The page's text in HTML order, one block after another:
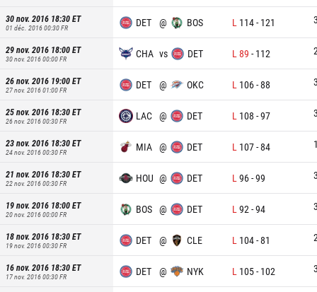
30 nov. 2016 18:30ET
01 déc. 2016 00:30FR DET @ BOS L 114- 121
29 nov. 2016 18:00ET
30 nov. 2016 00:00FR CHA vs DET L 89 - 112
26 nov. 2016 19:00ET
27 nov. 2016 01:00FR DET @ OKC L 106-88
25 nov. 2016 18:30ET
26 nov. 2016 00:30FR LAC @ DET L 108 -97
23 nov. 2016 18:30ET
24 nov. 2016 00:30FR MIA @ DET L 107-84
21 nov. 2016 18:30ET
22 nov. 2016 00:30FR HOU @ DET L 96-99
19 nov. 2016 18:00ET
20 nov. 2016 00:00FR BOS @ DET L 92 -94
18 nov. 2016 18:30ET
19 nov. 2016 00:30FR DET @ CLE L 104-81
16 nov. 2016 18:30ET
17 nov. 2016 00:30FR DET @ NYK L 105- 102